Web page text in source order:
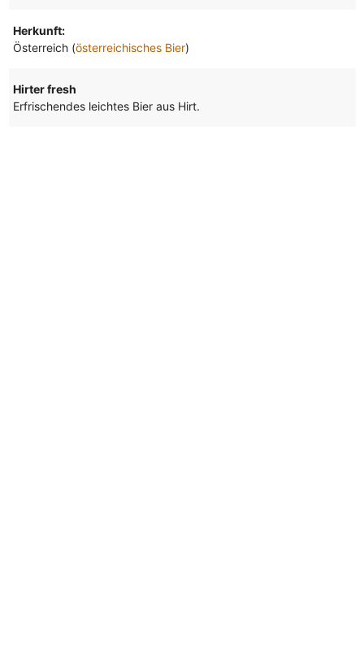
Herkunft:
Österreich (österreichisches Bier)
Hirter fresh
Erfrischendes leichtes Bier aus Hirt.